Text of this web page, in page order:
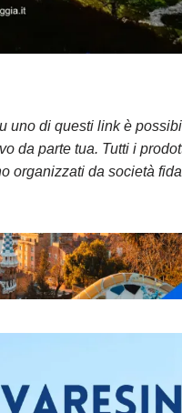
uno di questi link è
da parte tua. Tutti i
organizzati da società